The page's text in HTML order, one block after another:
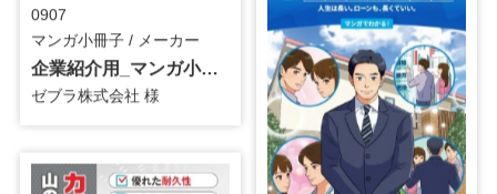
0907
マンガ小冊子 / メーカー
企業紹介用_マンガ小冊子
ゼブラ株式会社 様